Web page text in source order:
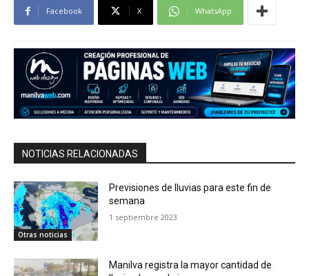
Facebook X WhatsApp
NOTICIAS RELACIONADAS
Otras noticias
Previsiones de lluvias para este fin de
semana
1 septiembre 2023
Manilva registra la mayor cantidad de